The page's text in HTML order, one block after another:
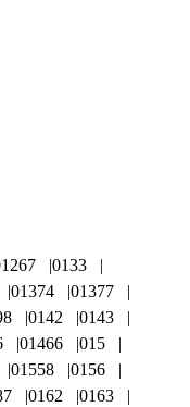
0133
01374
01377
0142
0143
01466
015
01558
0156
0162
0163